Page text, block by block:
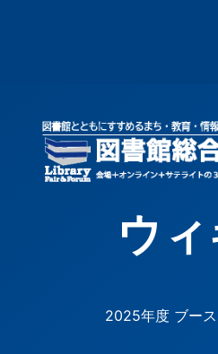
ー
ザ
ウ
2025年度 ブース